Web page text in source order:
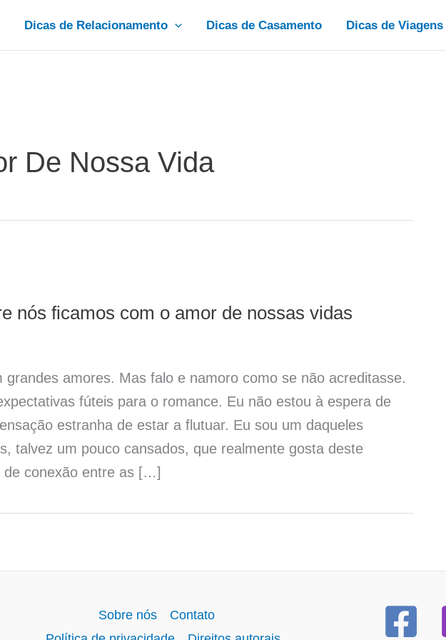
Dicas de Relacionamento Dicas de Casamento Dicas de Viagens
De Nossa Vida
nós ficamos com o amor de nossas vidas
grandes amores. Mas falo e namoro como se não acreditasse.
fúteis para o romance. Eu não estou à espera de
estranha de estar a flutuar. Eu sou um daqueles
talvez um pouco cansados, que realmente gosta deste
de conexão entre as […]
Sobre nós
Contato